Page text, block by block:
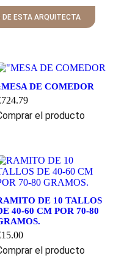
DE ESTA ARQUITECTA
DE COMEDOR
724.79
el producto
DE 10 TALLOS
40-60 CM POR 70-80
15.00
el producto